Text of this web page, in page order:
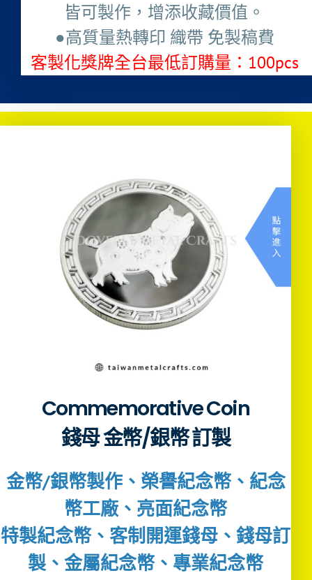
皆可製作，增添收藏價值。
●高質量熱轉印 織帶 免製稿費
客製化獎牌全台最低訂購量：100pcs ​
Commemorative Coin
錢母 金幣/銀幣 訂製
金幣/銀幣製作、榮譽紀念幣、紀念
幣工廠、亮面紀念幣
特製紀念幣、客制開運錢母、錢母訂
製、金屬紀念幣、專業紀念幣